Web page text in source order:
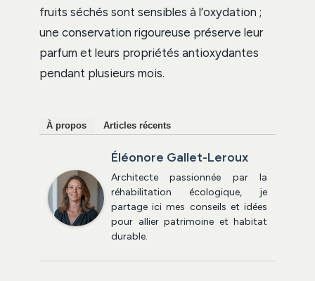
fruits séchés sont sensibles à l’oxydation ;
une conservation rigoureuse préserve leur
parfum et leurs propriétés antioxydantes
pendant plusieurs mois.
À propos Articles récents
Éléonore Gallet-Leroux
Architecte passionnée par la
réhabilitation écologique, je
partage ici mes conseils et idées
pour allier patrimoine et habitat
durable.